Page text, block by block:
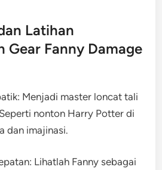
Latihan
Gear Fanny Damage
Menjadi master loncat tali
nonton Harry Potter di
dan imajinasi.
Lihatlah Fanny sebagai